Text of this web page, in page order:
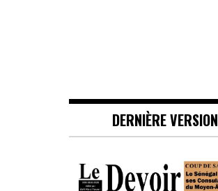
DERNIÈRE VERSION